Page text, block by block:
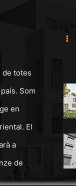
de totes
Som
en
El
a
de